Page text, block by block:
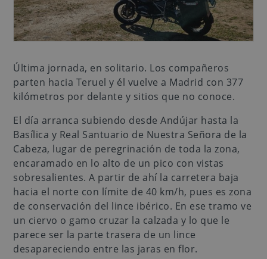
Última jornada, en solitario. Los compañeros
parten hacia Teruel y él vuelve a Madrid con 377
kilómetros por delante y sitios que no conoce.
El día arranca subiendo desde Andújar hasta la
Basílica y Real Santuario de Nuestra Señora de la
Cabeza, lugar de peregrinación de toda la zona,
encaramado en lo alto de un pico con vistas
sobresalientes. A partir de ahí la carretera baja
hacia el norte con límite de 40 km/h, pues es zona
de conservación del lince ibérico. En ese tramo ve
un ciervo o gamo cruzar la calzada y lo que le
parece ser la parte trasera de un lince
desapareciendo entre las jaras en flor.